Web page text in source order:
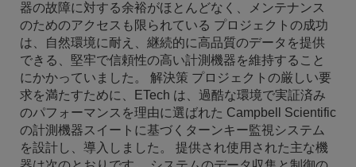
器の故障に対する余裕がほとんどなく、メンテナンス
のためのアクセスも限られている プロジェクトの成功
は、自然環境に耐え、継続的に高品質のデータを提供
できる、堅牢で信頼性の高い計測機器を維持すること
にかかっていました。 解決策 プロジェクトの厳しい要
求を満たすために、ETech は、過酷な環境で実証済み
のパフォーマンスを理由に選ばれた Campbell Scientific
の計測機器スイートに基づくターンキー監視システム
を設計し、導入しました。 提供され使用された主な機